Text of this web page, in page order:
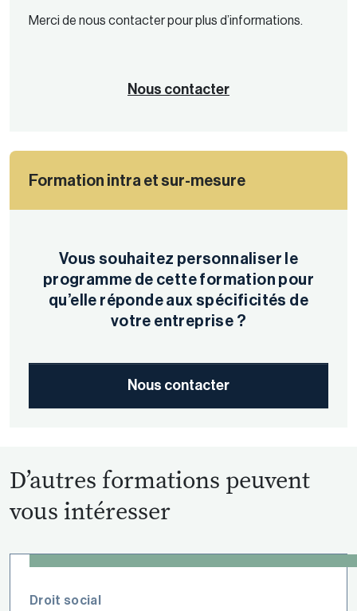
Merci de nous contacter pour plus d’informations.
Nous contacter
Formation intra et sur-mesure
Vous souhaitez personnaliser le
programme de cette formation pour
qu’elle réponde aux spécificités de
votre entreprise ?
Nous contacter
D’autres formations peuvent
vous intéresser
Droit social